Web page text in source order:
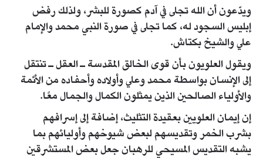
ويدّعون أن الله تجلى في آدم كصورة للبشر، ولذلك رفض
إبليس السجود له، كما تجلى في صورة النبي محمد والإمام
علي والشيخ بكتاش.
ويقول العلويون بأن قوى الخالق المقدسة ـ العقل ـ تنتقل
إلى الإنسان بواسطة محمد وعلي وأولاده وأحفاده من الأئمة
والأولياء الصالحين الذين يمثلون الكمال والجمال معًا.
إن إيمان العلويين بعقيدة التثليث، إضافة إلى إسرافهم
بشرب الخمر وتقديسهم لبعض شيوخهم وأوليائهم بما
يشبه التقديس المسيحي للرهبان جعل بعض المستشرقين